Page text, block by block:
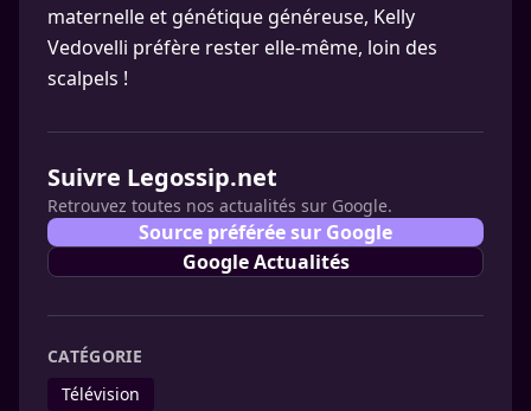
maternelle et génétique généreuse, Kelly
Vedovelli préfère rester elle-même, loin des
scalpels !
Suivre Legossip.net
Retrouvez toutes nos actualités sur Google.
Source préférée sur Google
Google Actualités
CATÉGORIE
Télévision